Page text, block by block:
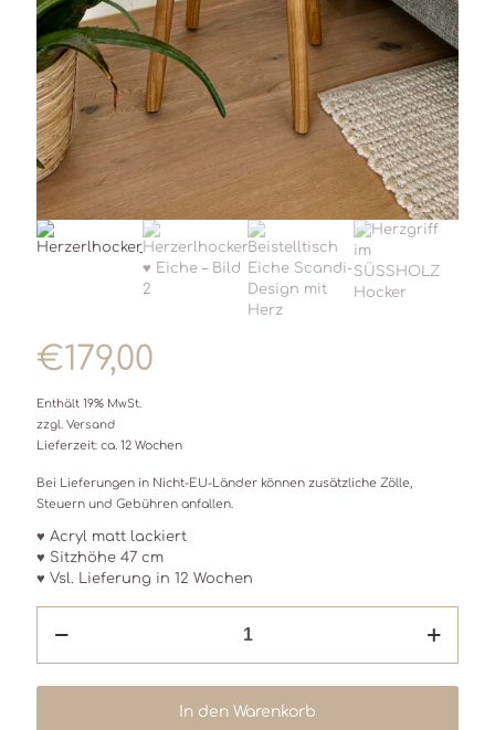
€179,00
Enthält 19% MwSt.
zzgl. Versand
Lieferzeit: ca. 12 Wochen
Bei Lieferungen in Nicht-EU-Länder können zusätzliche Zölle,
Steuern und Gebühren anfallen.
♥ Acryl matt lackiert
♥ Sitzhöhe 47 cm
♥ Vsl. Lieferung in 12 Wochen
In den Warenkorb